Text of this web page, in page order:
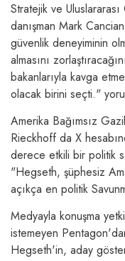
Stratejik ve
danışman Mark
güvenlik deneyiminin
almasını
bakanlarıyla kavga
olacak birini seçti."
Amerika Bağımsız
Rieckhoff da X
derece etkili bir politik
"Hegseth, şüphesiz
açıkça en politik
Medyayla konuşma
istemeyen
Hegseth'in, aday